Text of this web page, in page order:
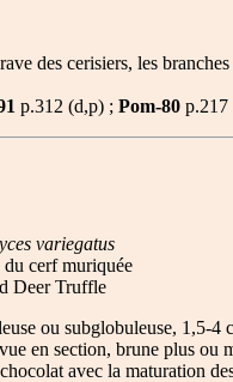
des cerisiers, les
p.312 (d,p) ; Pom-80 p.217
variegatus
cerf muriquée
Deer Truffle
ou subglobuleuse, 1,5-4
en section, brune plus ou
avec la maturation